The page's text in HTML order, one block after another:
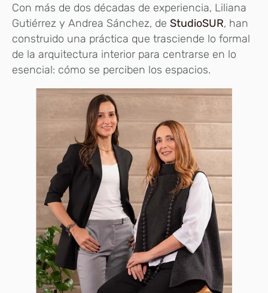
Con más de dos décadas de experiencia, Liliana
Gutiérrez y Andrea Sánchez, de StudioSUR, han
construido una práctica que trasciende lo formal
de la arquitectura interior para centrarse en lo
esencial: cómo se perciben los espacios.